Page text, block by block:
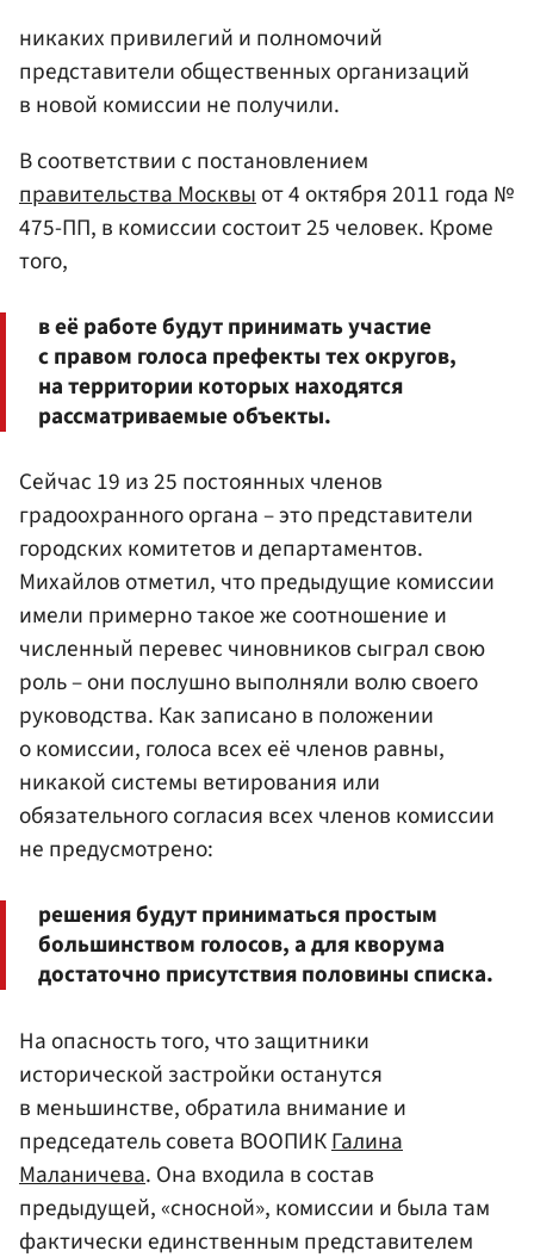
никаких привилегий и полномочий
представители общественных организаций
в новой комиссии не получили.
В соответствии с постановлением
правительства Москвыот 4 октября 2011 года №
475-ПП, в комиссии состоит 25 человек. Кроме
того,
в её работе будут принимать участие
с правом голоса префекты тех округов,
на территории которых находятся
рассматриваемые объекты.
Сейчас 19 из 25 постоянных членов
градоохранного органа – это представители
городских комитетов и департаментов.
Михайлов отметил, что предыдущие комиссии
имели примерно такое же соотношение и
численный перевес чиновников сыграл свою
роль – они послушно выполняли волю своего
руководства. Как записано в положении
о комиссии, голоса всех её членов равны,
никакой системы ветирования или
обязательного согласия всех членов комиссии
не предусмотрено:
решения будут приниматься простым
большинством голосов, а для кворума
достаточно присутствия половины списка.
На опасность того, что защитники
исторической застройки останутся
в меньшинстве, обратила внимание и
председатель совета ВООПИКГалина
Маланичева. Она входила в состав
предыдущей, «сносной», комиссии и была там
фактически единственным представителем